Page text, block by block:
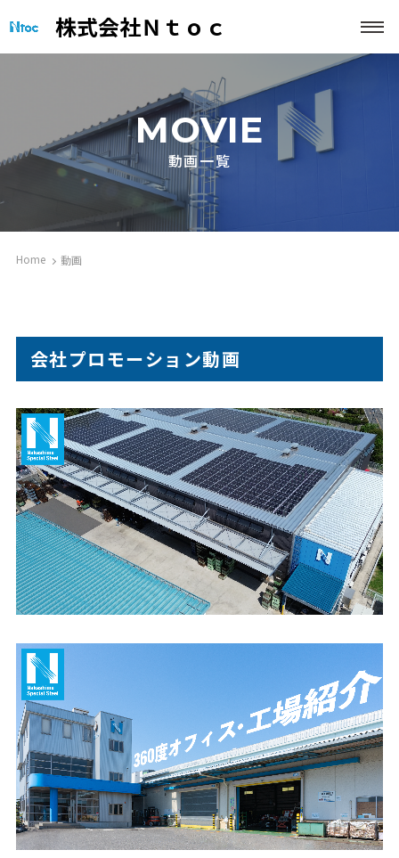
株式会社Ｎｔｏｃ
MOVIE
動画一覧
Home 動画
会社プロモーション動画